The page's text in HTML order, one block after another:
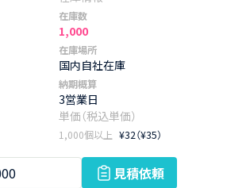
在庫数
1,000
在庫場所
国内自社在庫
納期概算
3営業日
1,000個以上 ¥32（¥35）
見積依頼